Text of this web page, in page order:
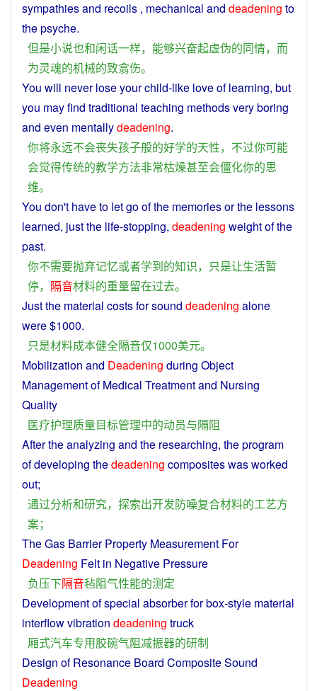
sympathiesand recoils , mechanical and deadening to
thepsyche.
但是小说也和闲话一样， 能够兴奋起虚伪的同情， 而
为灵魂的机械的致翕伤。
You will never loseyourchild-like loveof learning, but
you mayfind traditional teaching methodsveryboring
and even mentallydeadening.
你将永远不会丧失孩子般的好学的天性， 不过你可能
会觉得传统的教学方法非常枯燥甚至会僵化你的思
维。
You don't haveto letgo ofthe memoriesorthe lessons
learned, justthe life-stopping, deadening weightof the
past.
你不需要抛弃记忆或者学到的知识， 只是让生活暂
停， 隔音材料的重量留在过去。
Justthe material costsforsound deadening alone
were $1000.
只是材料成本健全隔音仅1000美元。
Mobilization and Deadening during Object
ManagementofMedical Treatmentand Nursing
Quality
医疗护理质量目标管理中的动员与隔阻
After theanalyzing and the researching, theprogram
ofdeveloping thedeadening compositeswasworked
out;
通过分析和研究， 探索出开发防噪复合材料的工艺方
案；
TheGas Barrier Property Measurement For
Deadening Felt in Negative Pressure
负压下隔音毡阻气性能的测定
Developmentofspecial absorberfor box-style material
interflowvibration deadening truck
厢式汽车专用胶碗气阻减振器的研制
Design ofResonance Board CompositeSound
Deadening